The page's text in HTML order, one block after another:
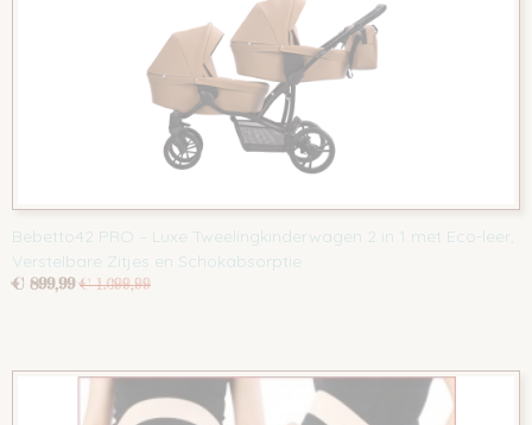
Bebetto42 PRO – Luxe Tweelingkinderwagen 2 in 1 met Eco-leer,
Verstelbare Zitjes en Schokabsorptie
€ 899,99 € 1.099,99